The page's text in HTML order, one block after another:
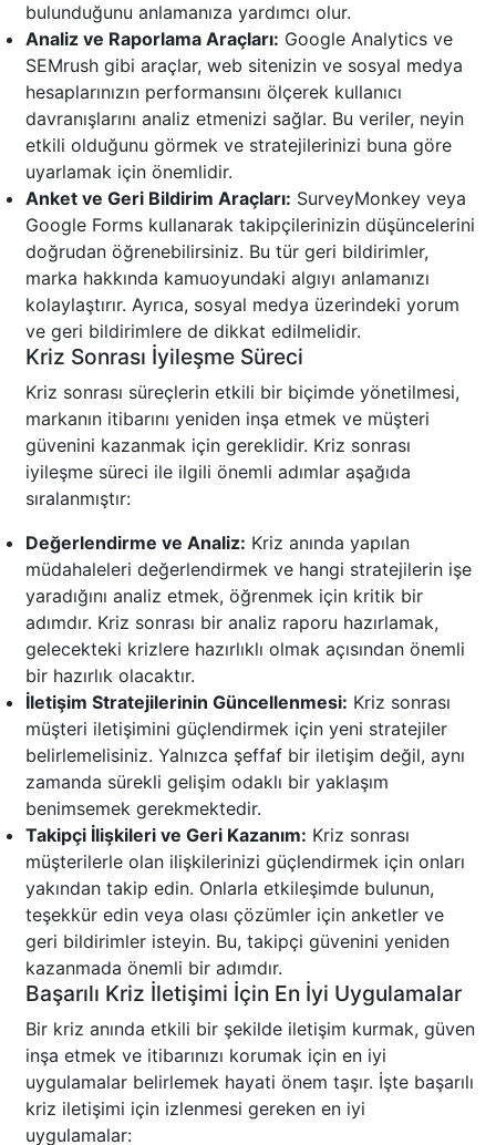
bulunduğunu anlamanıza yardımcı olur.
Analiz ve Raporlama Araçları: Google Analytics ve
SEMrush gibi araçlar, web sitenizin ve sosyal medya
hesaplarınızın performansını ölçerek kullanıcı
davranışlarını analiz etmenizi sağlar. Bu veriler, neyin
etkili olduğunu görmek ve stratejilerinizi buna göre
uyarlamak için önemlidir.
Anket ve Geri Bildirim Araçları: SurveyMonkey veya
Google Forms kullanarak takipçilerinizin düşüncelerini
doğrudan öğrenebilirsiniz. Bu tür geri bildirimler,
marka hakkında kamuoyundaki algıyı anlamanızı
kolaylaştırır. Ayrıca, sosyal medya üzerindeki yorum
ve geri bildirimlere de dikkat edilmelidir.
Kriz Sonrası İyileşme Süreci
Kriz sonrası süreçlerin etkili bir biçimde yönetilmesi,
markanın itibarını yeniden inşa etmek ve müşteri
güvenini kazanmak için gereklidir. Kriz sonrası
iyileşme süreci ile ilgili önemli adımlar aşağıda
sıralanmıştır:
Değerlendirme ve Analiz: Kriz anında yapılan
müdahaleleri değerlendirmek ve hangi stratejilerin işe
yaradığını analiz etmek, öğrenmek için kritik bir
adımdır. Kriz sonrası bir analiz raporu hazırlamak,
gelecekteki krizlere hazırlıklı olmak açısından önemli
bir hazırlık olacaktır.
İletişim Stratejilerinin Güncellenmesi: Kriz sonrası
müşteri iletişimini güçlendirmek için yeni stratejiler
belirlemelisiniz. Yalnızca şeffaf bir iletişim değil, aynı
zamanda sürekli gelişim odaklı bir yaklaşım
benimsemek gerekmektedir.
Takipçi İlişkileri ve Geri Kazanım: Kriz sonrası
müşterilerle olan ilişkilerinizi güçlendirmek için onları
yakından takip edin. Onlarla etkileşimde bulunun,
teşekkür edin veya olası çözümler için anketler ve
geri bildirimler isteyin. Bu, takipçi güvenini yeniden
kazanmada önemli bir adımdır.
Başarılı Kriz İletişimi İçin En İyi Uygulamalar
Bir kriz anında etkili bir şekilde iletişim kurmak, güven
inşa etmek ve itibarınızı korumak için en iyi
uygulamalar belirlemek hayati önem taşır. İşte başarılı
kriz iletişimi için izlenmesi gereken en iyi
uygulamalar: